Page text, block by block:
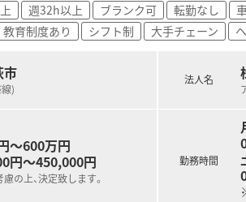
週32h以上 ブランク可 転勤なし
教育制度あり シフト制 大手チェーン
市
)
～600万円
円～450,000円
の上、決定致します。
法人名
勤務時間